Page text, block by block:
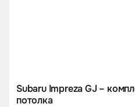
Subaru Impreza GJ –
потолка